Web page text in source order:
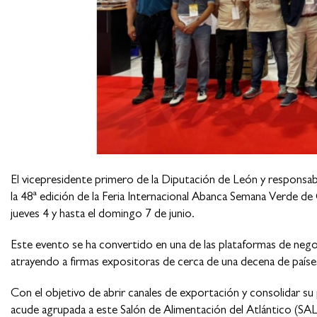
El vicepresidente primero de la Diputación de León y
la 48ª edición de la Feria Internacional Abanca Semana Verde
jueves 4 y hasta el domingo 7 de junio.
Este evento se ha convertido en una de las plataformas de
atrayendo a firmas expositoras de cerca de una decena de
Con el objetivo de abrir canales de exportación y consolidar
acude agrupada a este Salón de Alimentación del Atlántico